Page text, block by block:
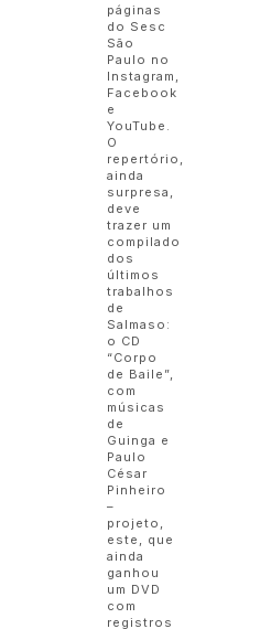
páginas
do Sesc
São
Paulo no
Instagram,
Facebook
e
YouTube.
O
repertório,
ainda
surpresa,
deve
trazer um
compilado
dos
últimos
trabalhos
de
Salmaso:
o CD
“Corpo
de Baile”,
com
músicas
de
Guinga e
Paulo
César
Pinheiro
–
projeto,
este, que
ainda
ganhou
um DVD
com
registros